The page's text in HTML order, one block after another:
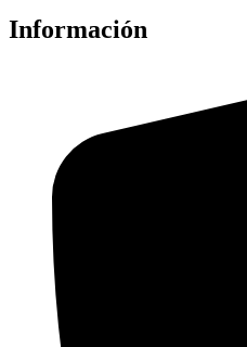
Información